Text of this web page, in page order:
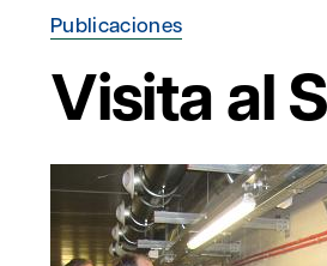
Publicaciones
Visita al